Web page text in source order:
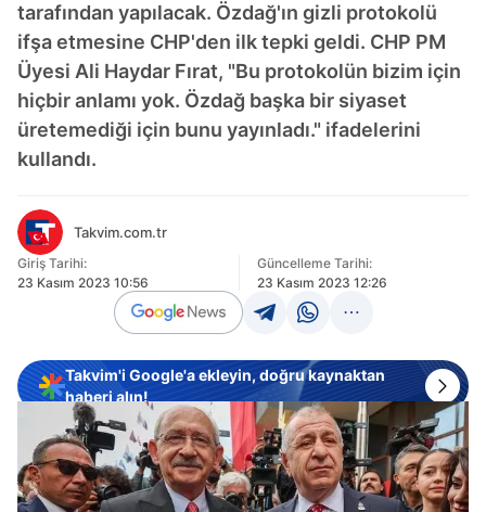
tarafından yapılacak. Özdağ'ın gizli protokolü
ifşa etmesine CHP'den ilk tepki geldi. CHP PM
Üyesi Ali Haydar Fırat, "Bu protokolün bizim için
hiçbir anlamı yok. Özdağ başka bir siyaset
üretemediği için bunu yayınladı." ifadelerini
kullandı.
Takvim.com.tr
Giriş Tarihi:
23 Kasım 2023 10:56
Güncelleme Tarihi:
23 Kasım 2023 12:26
Takvim'i Google'a ekleyin, doğru kaynaktan
haberi alın!